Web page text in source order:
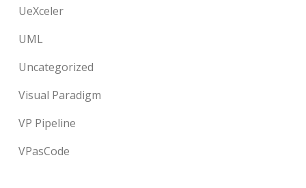
UeXceler
UML
Uncategorized
Visual Paradigm
VP Pipeline
VPasCode